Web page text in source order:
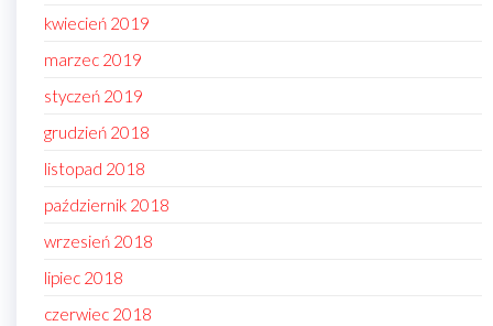
kwiecień 2019
marzec 2019
styczeń 2019
grudzień 2018
listopad 2018
październik 2018
wrzesień 2018
lipiec 2018
czerwiec 2018